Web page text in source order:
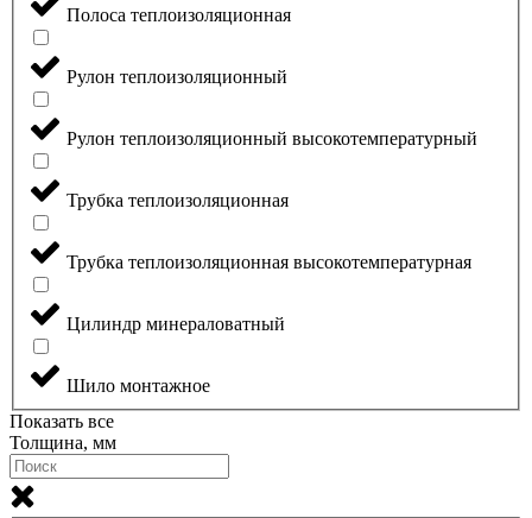
Полоса теплоизоляционная
Рулон теплоизоляционный
Рулон теплоизоляционный высокотемпературный
Трубка теплоизоляционная
Трубка теплоизоляционная высокотемпературная
Цилиндр минераловатный
Шило монтажное
Показать все
Толщина, мм